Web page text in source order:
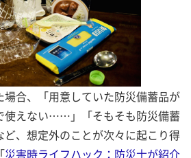
合、「用意していた防災備蓄品が
使えない……」「そもそも防災備蓄
、想定外のことが次々に起こり得
災害時ライフハック：防災士が紹介